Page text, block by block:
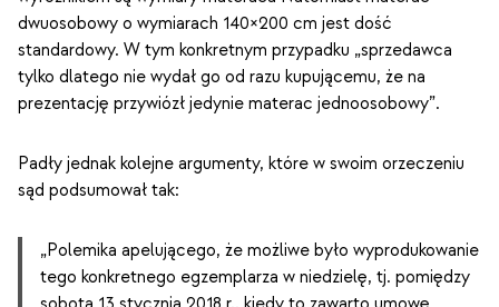
dwuosobowy o wymiarach 140×200 cm jest dość
standardowy. W tym konkretnym przypadku „sprzedawca
tylko dlatego nie wydał go od razu kupującemu, że na
prezentację przywiózł jedynie materac jednoosobowy”.
Padły jednak kolejne argumenty, które w swoim orzeczeniu
sąd podsumował tak:
„Polemika apelującego, że możliwe było wyprodukowanie
tego konkretnego egzemplarza w niedzielę, tj. pomiędzy